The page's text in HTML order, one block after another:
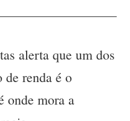
alerta que um dos
de renda é o
onde mora a